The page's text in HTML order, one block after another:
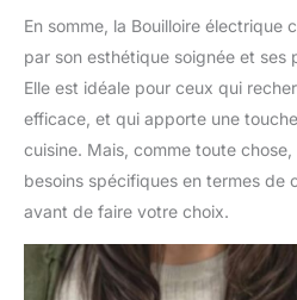
En somme, la Bouilloire électrique
par son esthétique soignée et ses
Elle est idéale pour ceux qui
efficace, et qui apporte une
cuisine. Mais, comme toute
besoins spécifiques en termes de
avant de faire votre choix.